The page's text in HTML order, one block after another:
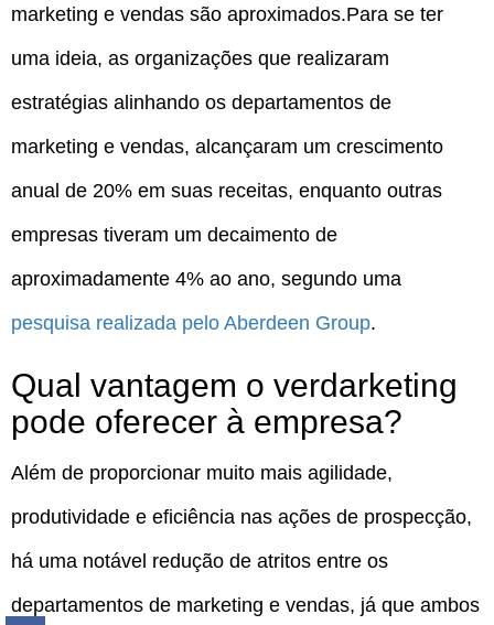
marketing e vendas são aproximados.Para se ter
uma ideia, as organizações que realizaram
estratégias alinhando os departamentos de
marketing e vendas, alcançaram um crescimento
anual de 20% em suas receitas, enquanto outras
empresas tiveram um decaimento de
aproximadamente 4% ao ano, segundo uma
pesquisa realizada pelo Aberdeen Group.
Qual vantagem o verdarketing
pode oferecer à empresa?
Além de proporcionar muito mais agilidade,
produtividade e eficiência nas ações de prospecção,
há uma notável redução de atritos entre os
departamentos de marketing e vendas, já que ambos